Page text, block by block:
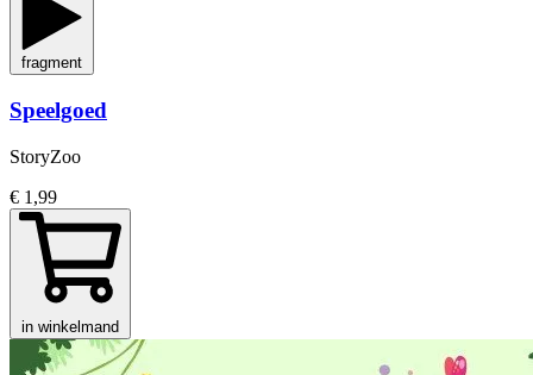
fragment
Speelgoed
StoryZoo
€ 1,99
in winkelmand